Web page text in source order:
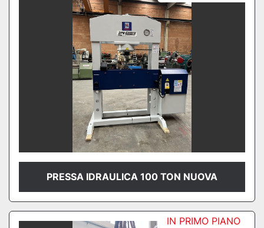
PRESSA IDRAULICA 100 TON NUOVA
IN PRIMO PIANO